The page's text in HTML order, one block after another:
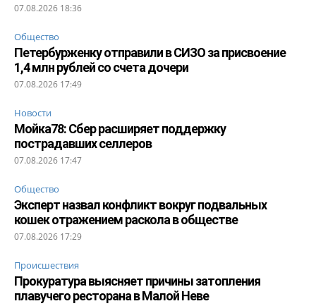
07.08.2026 18:36
Общество
Петербурженку отправили в СИЗО за присвоение
1,4 млн рублей со счета дочери
07.08.2026 17:49
Новости
Мойка78: Сбер расширяет поддержку
пострадавших селлеров
07.08.2026 17:47
Общество
Эксперт назвал конфликт вокруг подвальных
кошек отражением раскола в обществе
07.08.2026 17:29
Происшествия
Прокуратура выясняет причины затопления
плавучего ресторана в Малой Неве